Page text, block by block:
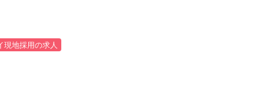
現地採用の求人